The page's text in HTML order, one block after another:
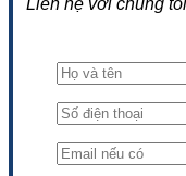
Liên hệ với chúng